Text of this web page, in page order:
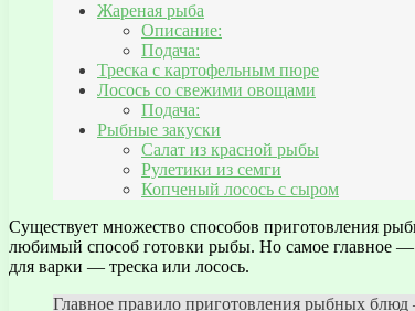
Жареная рыба
Описание:
Подача:
Треска с картофельным пюре
Лосось со свежими овощами
Подача:
Рыбные закуски
Салат из красной рыбы
Рулетики из семги
Копченый лосось с сыром
Существует множество способов приготовления
любимый способ готовки рыбы. Но самое главное —
для варки — треска или лосось.
Главное правило приготовления рыбных